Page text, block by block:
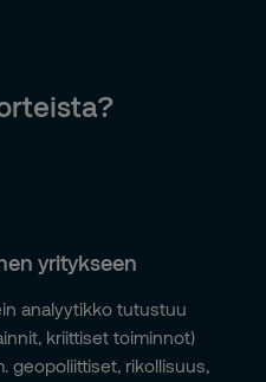
yritykseen
analyytikko tutustuu
kriittiset toiminnot)
geopoliittiset, rikollisuus,